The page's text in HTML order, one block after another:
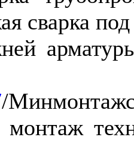
сварка
/